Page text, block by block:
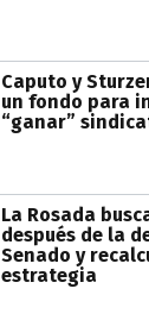
Caputo y
un fondo para
“ganar”
La Rosada
después de la
Senado y
estrategia